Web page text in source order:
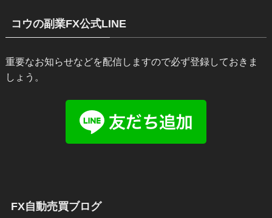
コウの副業FX公式LINE
重要なお知らせなどを配信しますので必ず登録しておきま
しょう。
FX自動売買ブログ